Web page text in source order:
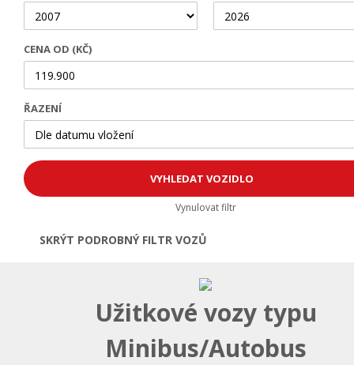
CENA OD (KČ)
ŘAZENÍ
Vynulovat filtr
SKRÝT PODROBNÝ FILTR VOZŮ
Užitkové vozy typu
Minibus/Autobus